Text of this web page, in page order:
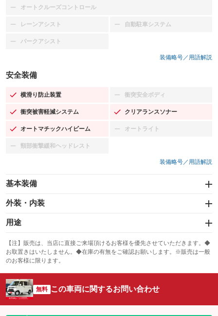
オートクルーズコントロール
：装備なし
レーンアシスト
：装備なし 自動駐車システム
：装備なし
パークアシスト
：装備なし
装備略号／用語解説
安全装備
横滑り防止装置
：装備あり 衝突安全ボディ
：装備なし
衝突被害軽減システム
：装備あり クリアランスソナー
：装備あり
オートマチックハイビーム
：装備あり オートライト
：装備なし
頸部衝撃緩和ヘッドレスト
：装備なし
装備略号／用語解説
基本装備
エアバッグ：運転席/助手席
：装備あり
：装備あり
エアコン
：装備あり Wエアコン
：装備なし
：装備なし ：装備あり
ダウンヒルアシストコントロール
：装備なし
：装備あり ：装備なし
外装・内装
カーナビ：メモリーナビ他
：装備あり
：装備あり
オーディオ：CDまたはCDチェンジャー
：装備あり
ビジュアル
：装備なし
アルミホイール
：装備なし
革シート ハーフレザーシート
用途
冷凍（中温 -5℃）
：装備なし 冷凍（低温 -20℃）
：装備なし
冷凍（超低温 -30℃以下）
：装備なし 冷蔵
保冷 低床
全低床（フルフラットロー）
：装備なし 高床
：装備なし
装備略号／用語解説
【注】販売は、当店に直接ご来場頂けるお客様を優先させていただきます。◆
お取置きはいたしません。◆在庫の有無をご確認お願いします。※販売は一般
のお客様に限ります。
無料 この車両に関するお問い合わせ